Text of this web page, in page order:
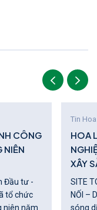
CÔNG
NIÊN
Đầu tư -
tổ chức
niên năm
Tin
HOA
XÂY
SITE
NỐI – DẪN
sóng